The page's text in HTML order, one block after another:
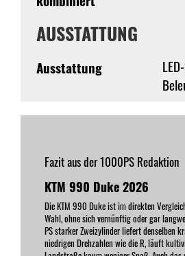
AUSSTATTUNG
Ausstattung
Fazit aus der 1000PS Redaktion
KTM 990 Duke 2026
Die KTM 990 Duke ist im direkten
Wahl, ohne sich vernünftig oder gar
PS starker Zweizylinder liefert denselben
niedrigen Drehzahlen wie die R, läuft